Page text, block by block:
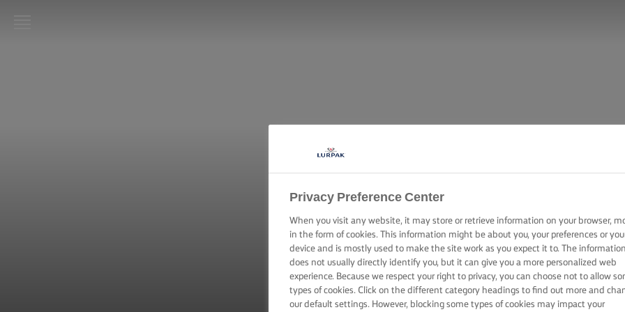
Privacy Preference Center
When you visit any website, it may store or retrieve information on your browser,
in the form of cookies. This information might be about you, your preferences or
device and is mostly used to make the site work as you expect it to. The information
does not usually directly identify you, but it can give you a more personalized web
experience. Because we respect your right to privacy, you can choose not to allow
types of cookies. Click on the different category headings to find out more and
our default settings. However, blocking some types of cookies may impact your